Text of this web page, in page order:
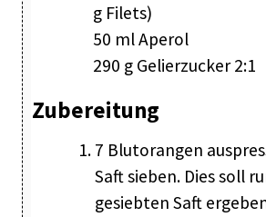
g Filets)
50 ml Aperol
290 g Gelierzucker 2:1
Zubereitung
7 Blutorangen
Saft sieben. Dies soll
gesiebten Saft